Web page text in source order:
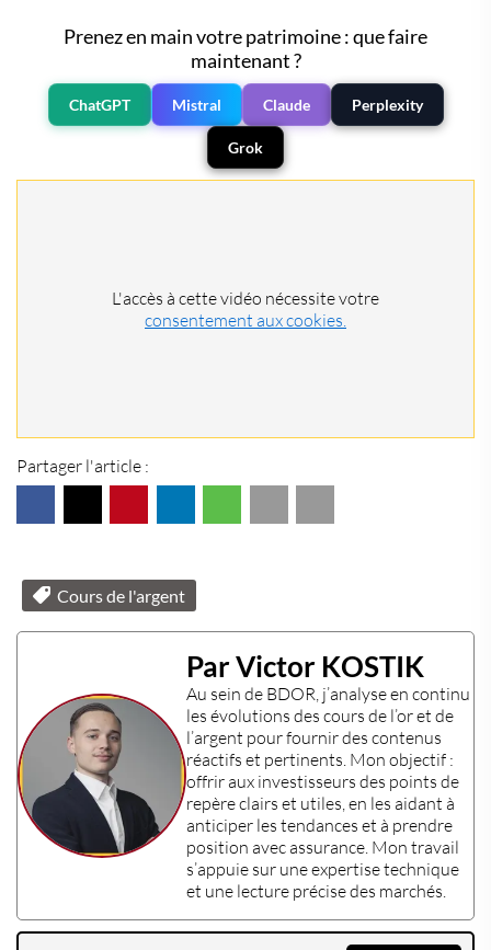
Prenez en main votre patrimoine : que faire
maintenant ?
ChatGPT Mistral Claude Perplexity
Grok
L'accès à cette vidéo nécessite votre
consentement aux cookies.
Partager l'article :
Cours de l'argent
Par Victor KOSTIK
Au sein de BDOR, j’analyse en continu
les évolutions des cours de l’oret de
l’argent pour fournir des contenus
réactifs et pertinents. Mon objectif :
offrir aux investisseurs des points de
repère clairs et utiles, en les aidant à
anticiper les tendances et à prendre
position avec assurance. Mon travail
s’appuie sur uneexpertise technique
et une lecture précise des marchés.